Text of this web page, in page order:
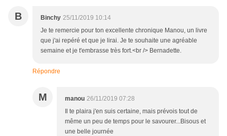
B Binchy 25/11/2019 10:14
Je te remercie pour ton excellente chronique Manou, un livre
que j'ai repéré et que je lirai. Je te souhaite une agréable
semaine et je t'embrasse très fort.<br /> Bernadette.
Répondre
M manou 26/11/2019 07:28
Il te plaira j'en suis certaine, mais prévois tout de
même un peu de temps pour le savourer...Bisous et
une belle journée